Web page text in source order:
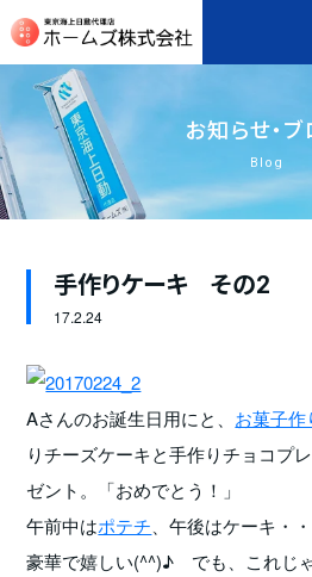
お知らせ・ブ
Blog
手作りケーキ その2
17.2.24
Aさんのお誕生日用にと、 お菓子
りチーズケーキと手作りチョコプ
ゼント。「おめでとう！」
午前中はポテチ 、午後はケーキ・
豪華で嬉しい(^^)♪ でも、これじ